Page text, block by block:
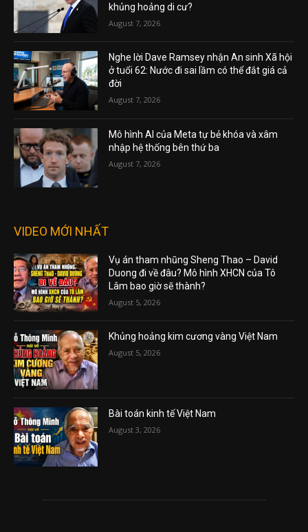
khủng hoảng di cư?
August 7, 2026
Nghe lời Dave Ramsey nhận An sinh Xã hội
ở tuổi 62: Nước đi sai lầm có thể đắt giá cả
đời
August 7, 2026
Mô hình AI của Meta tự bẻ khóa và xâm
nhập hệ thống bên thứ ba
August 7, 2026
VIDEO MỚI NHẤT
Vụ án tham nhũng Sheng Thao – David
Duong đi về đâu? Mô hình XHCN của Tô
Lâm bao giờ sẽ thành?
August 5, 2026
Khủng hoảng kim cương vàng Việt Nam
August 5, 2026
Bài toán kinh tế Việt Nam
August 3, 2026